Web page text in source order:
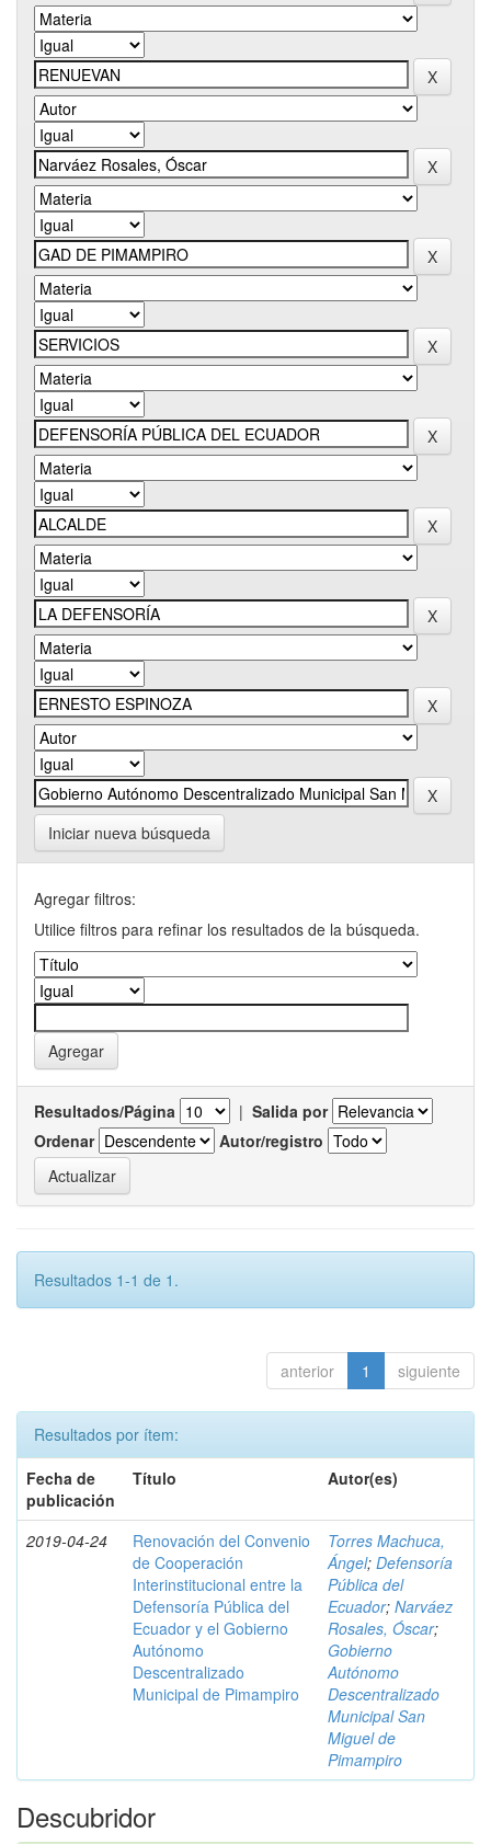
Iniciar nueva búsqueda
Agregar filtros:
Utilice filtros para refinar los resultados de la búsqueda.
Resultados/Página | Salida por
Ordenar
Autor/registro
Resultados 1-1 de 1.
anterior 1 siguiente
Resultados por ítem:
Fecha de
publicación
Título Autor(es)
2019-04-24
Renovación del Convenio
de Cooperación
Interinstitucional entre la
Defensoría Pública del
Ecuador y el Gobierno
Autónomo
Descentralizado
Municipal de Pimampiro
Torres Machuca,
Ángel; Defensoría
Pública del
Ecuador; Narváez
Rosales, Óscar;
Gobierno
Autónomo
Descentralizado
Municipal San
Miguel de
Pimampiro
Descubridor